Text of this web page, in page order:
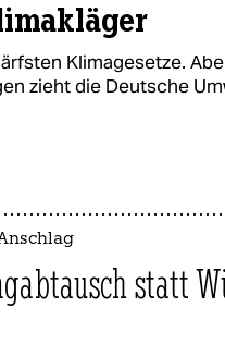
Klimagesetze.
zieht die Deutsche
statt